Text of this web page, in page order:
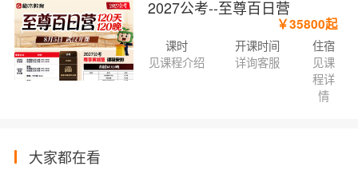
2027公考--至尊百日营
￥35800起
课时
见课程介绍
开课时间
详询客服
住宿
见课
程详
情
大家都在看